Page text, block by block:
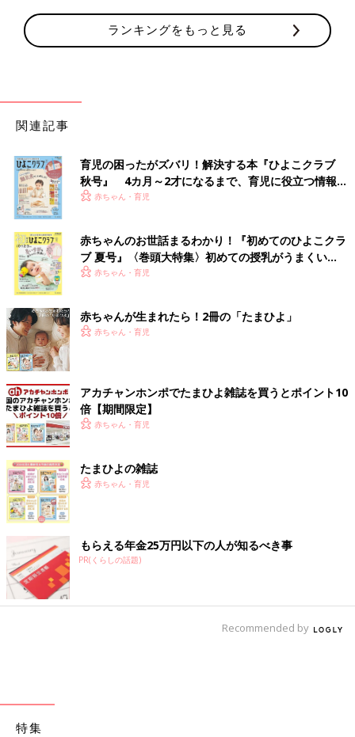
ランキングをもっと見る
関連記事
育児の困ったがズバリ！解決する本『ひよこクラブ
秋号』 4カ月～2才になるまで、育児に役立つ情報が
いっぱい！
赤ちゃん・育児
赤ちゃんのお世話まるわかり！『初めてのひよこクラ
ブ 夏号』〈巻頭大特集〉初めての授乳がうまくい
く！ おっぱい・ミルクの基本と夏のトラブル 解決テ
赤ちゃん・育児
赤ちゃんが生まれたら！2冊の「たまひよ」
赤ちゃん・育児
アカチャンホンポでたまひよ雑誌を買うとポイント10
倍【期間限定】
赤ちゃん・育児
たまひよの雑誌
赤ちゃん・育児
もらえる年金25万円以下の人が知るべき事
PR(くらしの話題)
Recommended by
特集